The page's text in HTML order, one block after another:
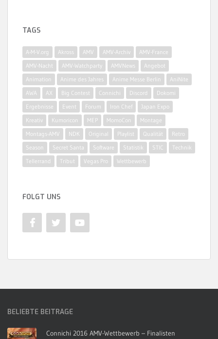
TAGS
A-M-V.org Akross AMV AMV-Archiv
AMV-France
AMV-Nacht
AMV-Watchparty AMVNews
Angebot
Animation
Anime des Jahres Anime Messe Berlin
AniNite
AWA
AX Big Contest Connichi Discord
Dokomi
Ergebnisse
Event Forum Iron Chef
Japan Expo
Kreativ
Kumoricon MEP MomoCon
Montage
Montags-AMV
NDK Original Playlist Qualität
Retro
Season
Secret Santa Software Statistik STIC
Technik
Tellerrand
Tribut Vegas Pro Wettbewerb
FOLGT UNS
BELIEBTE BEITRÄGE
Connichi 2016 AMV-Wettbewerb – Finalisten